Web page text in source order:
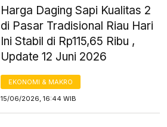
Harga Daging Sapi Kualitas 2
di Pasar Tradisional Riau Hari
Ini Stabil di Rp115,65 Ribu ,
Update 12 Juni 2026
EKONOMI & MAKRO
15/06/2026, 16:44 WIB